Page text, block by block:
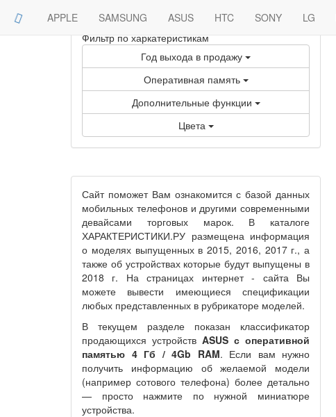
APPLE SAMSUNG ASUS HTC SONY LG
Фильтр по харкатеристикам
Год выхода в продажу
Оперативная память
Дополнительные функции
Цвета
Сайт поможет Вам ознакомится с базой данных
мобильных телефонов и другими современными
девайсами торговых марок. В каталоге
ХАРАКТЕРИСТИКИ.РУ размещена информация
о моделях выпущенных в 2015, 2016, 2017 г., а
также об устройствах которые будут выпущены в
2018 г. На страницах интернет - сайта Вы
можете вывести имеющиеся спецификации
любых представленных в рубрикаторе моделей.
В текущем разделе показан классификатор
продающихся устройств ASUS с оперативной
памятью 4 Гб / 4Gb RAM. Если вам нужно
получить информацию об желаемой модели
(например сотового телефона) более детально
— просто нажмите по нужной миниатюре
устройства.